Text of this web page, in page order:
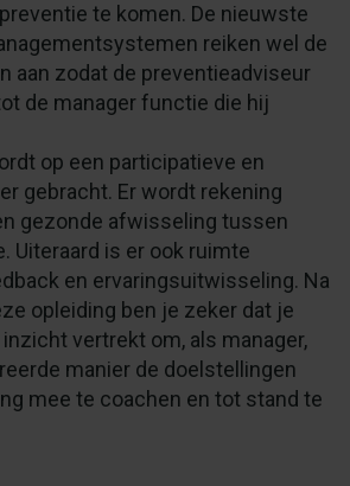
te komen. De nieuwste
reiken wel de
aan zodat de preventieadviseur
de manager functie die hij
op een participatieve en
gebracht. Er wordt rekening
gezonde afwisseling tussen
Uiteraard is er ook ruimte
en ervaringsuitwisseling. Na
opleiding ben je zeker dat je
vertrekt om, als manager,
manier de doelstellingen
mee te coachen en tot stand te